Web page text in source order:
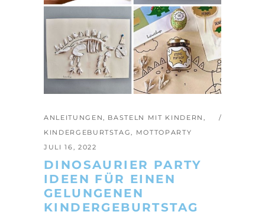
ANLEITUNGEN, BASTELN MIT KINDERN ,
KINDERGEBURTSTAG, MOTTOPARTY
JULI 16, 2022
DINOSAURIER PARTY
IDEEN FÜR EINEN
GELUNGENEN
KINDERGEBURTSTAG